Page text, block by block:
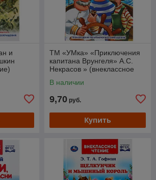
и
ТМ «УМка» «Приключения
капитана Врунгеля» А.С.
Некрасов » (внеклассное
В наличии
9,70 руб.
Купить